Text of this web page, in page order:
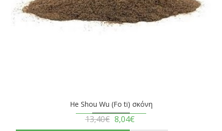
He Shou Wu (Fo ti) σκόνη
13,40€ 8,04€